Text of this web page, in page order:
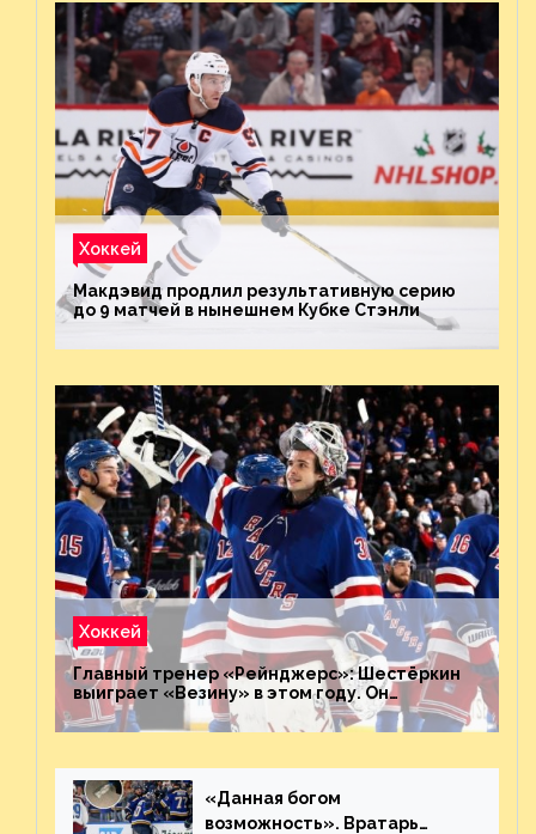
Хоккей
Макдэвид продлил результативную серию
до 9 матчей в нынешнем Кубке Стэнли
Хоккей
Главный тренер «Рейнджерс»: Шестёркин
выиграет «Везину» в этом году. Он
невероятен
«Данная богом
возможность». Вратарь